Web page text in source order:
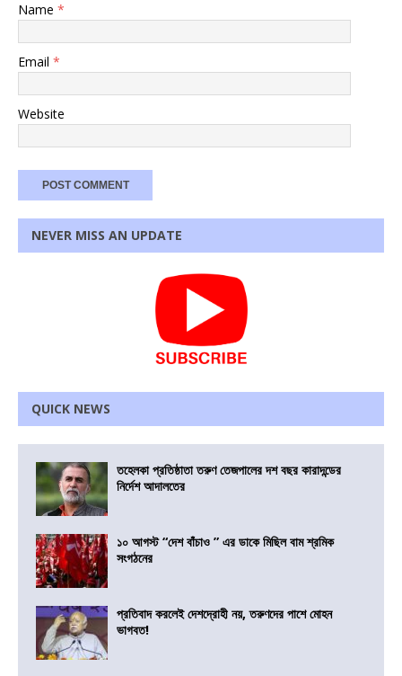
Name *
Email *
Website
NEVER MISS AN UPDATE
QUICK NEWS
তহেলকা প্রতিষ্ঠাতা তরুণ তেজপালের দশ বছর কারাদন্ডের
নির্দেশ আদালতের
১০ আগস্ট “দেশ বাঁচাও ” এর ডাকে মিছিল বাম শ্রমিক
সংগঠনের
প্রতিবাদ করলেই দেশদ্রোহী নয়, তরুণদের পাশে মোহন
ভাগবত!